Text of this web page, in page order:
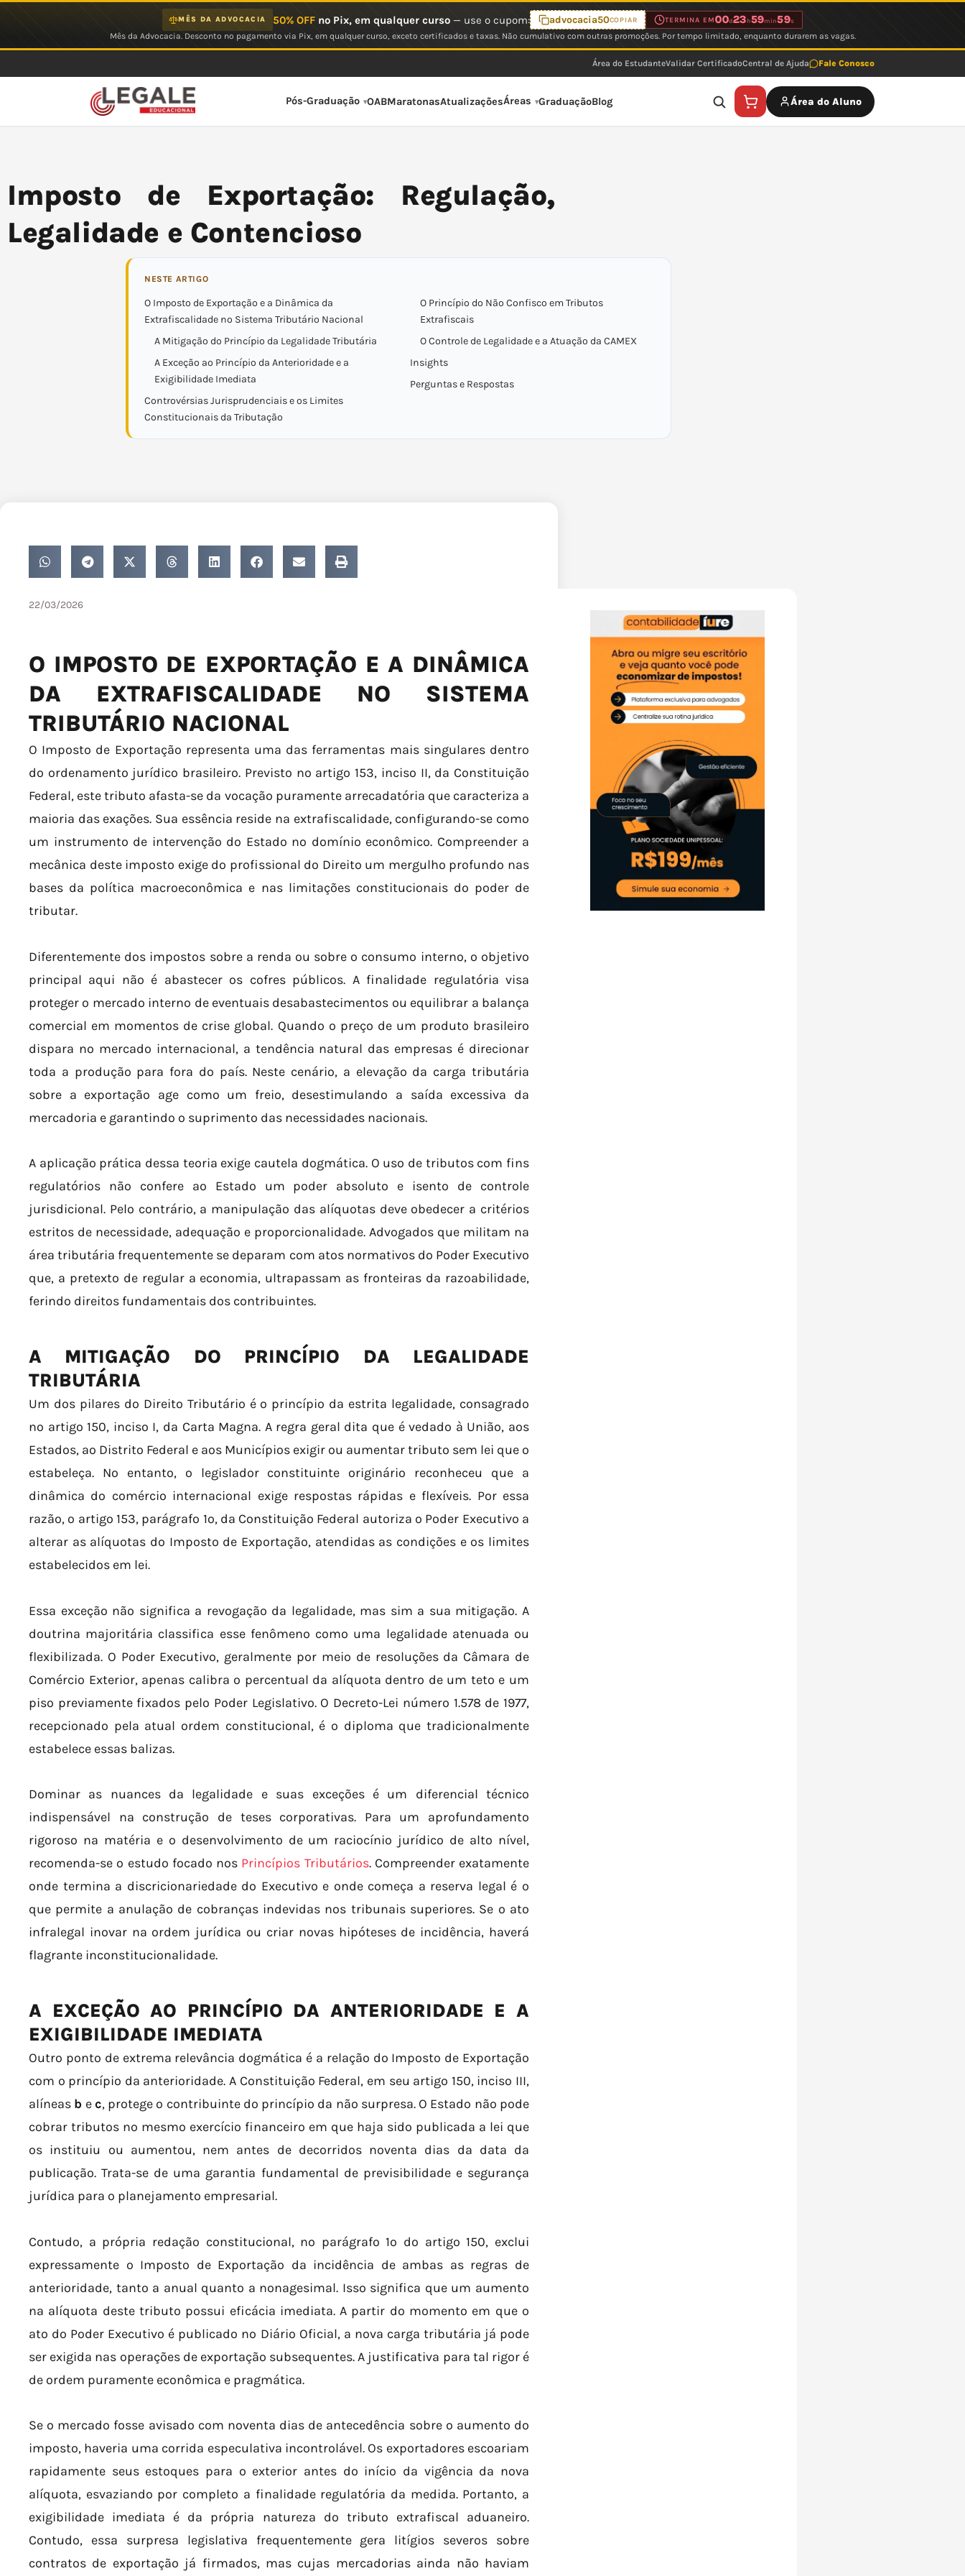
MÊS DA ADVOCACIA 50% OFFno Pix, em qualquer curso— use o cupom: advocacia50COPIAR TERMINA EM00d23 h59min59s
Mês da Advocacia. Desconto no pagamento via Pix, em qualquer curso, exceto certificados e taxas. Não cumulativo com outras promoções. Por tempo limitado, enquanto durarem as vagas.
Área do EstudanteValidar CertificadoCentral de Ajuda Fale Conosco
Pós-Graduação OABMaratonasAtualizaçõesÁreas GraduaçãoBlog Área do Aluno
Imposto de Exportação: Regulação,
Legalidade e Contencioso
NESTE ARTIGO
O Imposto de Exportação e a Dinâmica da
Extrafiscalidade no Sistema Tributário Nacional
A Mitigação do Princípio da Legalidade Tributária
A Exceção ao Princípio da Anterioridade e a
Exigibilidade Imediata
Controvérsias Jurisprudenciais e os Limites
Constitucionais da Tributação
O Princípio do Não Confisco em Tributos
Extrafiscais
O Controle de Legalidade e a Atuação da CAMEX
Insights
Perguntas e Respostas
22/03/2026
O IMPOSTO DE EXPORTAÇÃO E A DINÂMICA
DA EXTRAFISCALIDADE NO SISTEMA
TRIBUTÁRIO NACIONAL
O Imposto de Exportação representa uma das ferramentas mais singulares dentro
do ordenamento jurídico brasileiro. Previsto no artigo 153, inciso II, da Constituição
Federal, este tributo afasta-se da vocação puramente arrecadatória que caracteriza a
maioria das exações. Sua essência reside na extrafiscalidade, configurando-se como
um instrumento de intervenção do Estado no domínio econômico. Compreender a
mecânica deste imposto exige do profissional do Direito um mergulho profundo nas
bases da política macroeconômica e nas limitações constitucionais do poder de
tributar.
Diferentemente dos impostos sobre a renda ou sobre o consumo interno, o objetivo
principal aqui não é abastecer os cofres públicos. A finalidade regulatória visa
proteger o mercado interno de eventuais desabastecimentos ou equilibrar a balança
comercial em momentos de crise global. Quando o preço de um produto brasileiro
dispara no mercado internacional, a tendência natural das empresas é direcionar
toda a produção para fora do país. Neste cenário, a elevação da carga tributária
sobre a exportação age como um freio, desestimulando a saída excessiva da
mercadoria e garantindo o suprimento das necessidades nacionais.
A aplicação prática dessa teoria exige cautela dogmática. O uso de tributos com fins
regulatórios não confere ao Estado um poder absoluto e isento de controle
jurisdicional. Pelo contrário, a manipulação das alíquotas deve obedecer a critérios
estritos de necessidade, adequação e proporcionalidade. Advogados que militam na
área tributária frequentemente se deparam com atos normativos do Poder Executivo
que, a pretexto de regular a economia, ultrapassam as fronteiras da razoabilidade,
ferindo direitos fundamentais dos contribuintes.
A MITIGAÇÃO DO PRINCÍPIO DA LEGALIDADE
TRIBUTÁRIA
Um dos pilares do Direito Tributário é o princípio da estrita legalidade, consagrado
no artigo 150, inciso I, da Carta Magna. A regra geral dita que é vedado à União, aos
Estados, ao Distrito Federal e aos Municípios exigir ou aumentar tributo sem lei que o
estabeleça. No entanto, o legislador constituinte originário reconheceu que a
dinâmica do comércio internacional exige respostas rápidas e flexíveis. Por essa
razão, o artigo 153, parágrafo 1º, da Constituição Federal autoriza o Poder Executivo a
alterar as alíquotas do Imposto de Exportação, atendidas as condições e os limites
estabelecidos em lei.
Essa exceção não significa a revogação da legalidade, mas sim a sua mitigação. A
doutrina majoritária classifica esse fenômeno como uma legalidade atenuada ou
flexibilizada. O Poder Executivo, geralmente por meio de resoluções da Câmara de
Comércio Exterior, apenas calibra o percentual da alíquota dentro de um teto e um
piso previamente fixados pelo Poder Legislativo. O Decreto-Lei número 1.578 de 1977,
recepcionado pela atual ordem constitucional, é o diploma que tradicionalmente
estabelece essas balizas.
Dominar as nuances da legalidade e suas exceções é um diferencial técnico
indispensável na construção de teses corporativas. Para um aprofundamento
rigoroso na matéria e o desenvolvimento de um raciocínio jurídico de alto nível,
recomenda-se o estudo focado nos Princípios Tributários. Compreender exatamente
onde termina a discricionariedade do Executivo e onde começa a reserva legal é o
que permite a anulação de cobranças indevidas nos tribunais superiores. Se o ato
infralegal inovar na ordem jurídica ou criar novas hipóteses de incidência, haverá
flagrante inconstitucionalidade.
A EXCEÇÃO AO PRINCÍPIO DA ANTERIORIDADE E A
EXIGIBILIDADE IMEDIATA
Outro ponto de extrema relevância dogmática é a relação do Imposto de Exportação
com o princípio da anterioridade. A Constituição Federal, em seu artigo 150, inciso III,
alíneas b ec, protege o contribuinte do princípio da não surpresa. O Estado não pode
cobrar tributos no mesmo exercício financeiro em que haja sido publicada a lei que
os instituiu ou aumentou, nem antes de decorridos noventa dias da data da
publicação. Trata-se de uma garantia fundamental de previsibilidade e segurança
jurídica para o planejamento empresarial.
Contudo, a própria redação constitucional, no parágrafo 1º do artigo 150, exclui
expressamente o Imposto de Exportação da incidência de ambas as regras de
anterioridade, tanto a anual quanto a nonagesimal. Isso significa que um aumento
na alíquota deste tributo possui eficácia imediata. A partir do momento em que o
ato do Poder Executivo é publicado no Diário Oficial, a nova carga tributária já pode
ser exigida nas operações de exportação subsequentes. A justificativa para tal rigor é
de ordem puramente econômica e pragmática.
Se o mercado fosse avisado com noventa dias de antecedência sobre o aumento do
imposto, haveria uma corrida especulativa incontrolável. Os exportadores escoariam
rapidamente seus estoques para o exterior antes do início da vigência da nova
alíquota, esvaziando por completo a finalidade regulatória da medida. Portanto, a
exigibilidade imediata é da própria natureza do tributo extrafiscal aduaneiro.
Contudo, essa surpresa legislativa frequentemente gera litígios severos sobre
contratos de exportação já firmados, mas cujas mercadorias ainda não haviam